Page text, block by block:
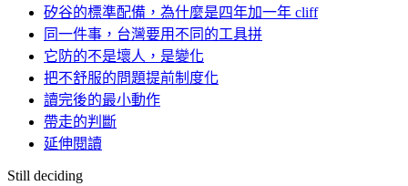
矽谷的標準配備，為什麼是四年加一年 cliff
同一件事，台灣要用不同的工具拼
它防的不是壞人，是變化
把不舒服的問題提前制度化
讀完後的最小動作
帶走的判斷
延伸閱讀
Still deciding